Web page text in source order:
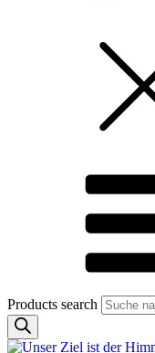
Products search